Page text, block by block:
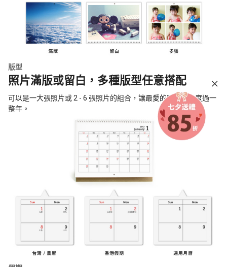
版型
照片滿版或留白，多種版型任意搭配
可以是一大張照片或 2 - 6 張照片的組合，讓最愛的照片陪你度過一
整年。